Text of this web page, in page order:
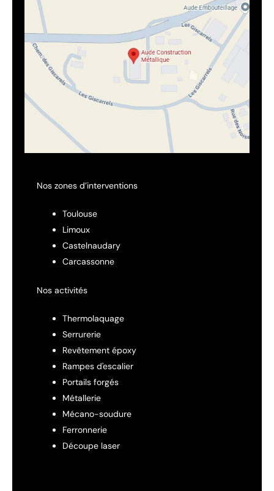
Nos zones d’interventions
Toulouse
Limoux
Castelnaudary
Carcassonne
Nos activités
Thermolaquage
Serrurerie
Revêtement époxy
Rampes d'escalier
Portails forgés
Métallerie
Mécano-soudure
Ferronnerie
Découpe laser